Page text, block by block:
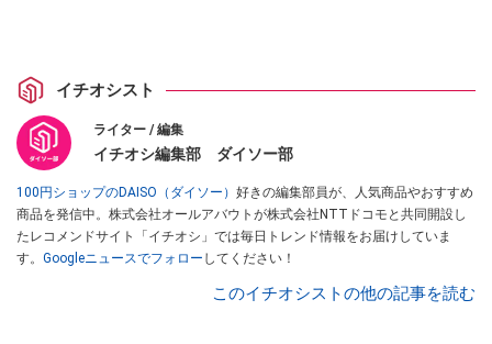
イチオシスト
ライター / 編集
イチオシ編集部 ダイソー部
100円ショップのDAISO（ダイソー） 好きの編集部員が、人気商品やおすすめ
商品を発信中。株式会社オールアバウトが株式会社NTTドコモと共同開設し
たレコメンドサイト「イチオシ」では毎日トレンド情報をお届けしていま
す。 Googleニュースでフォロー してください！
このイチオシストの他の記事を読む